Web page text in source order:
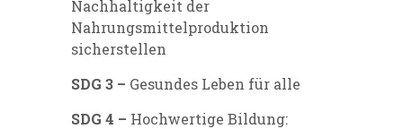
Nachhaltigkeit der
Nahrungsmittelproduktion
sicherstellen
SDG 3 – Gesundes Leben für alle
SDG 4 – Hochwertige Bildung: